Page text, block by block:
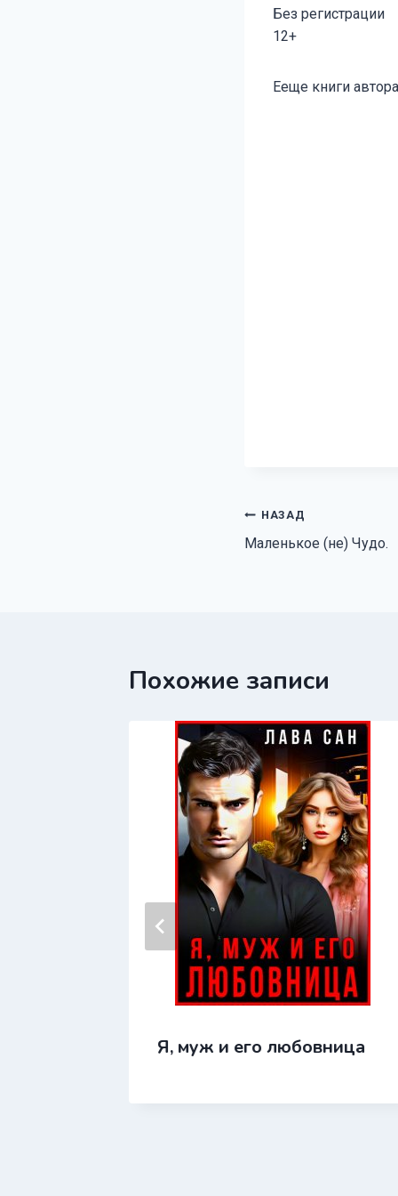
Без регистрации
12+
записи:
Ееще книги
Навигация
по
НАЗАД
Маленькое (не) Чудо.
Похожие записи
Я, муж и его любовница